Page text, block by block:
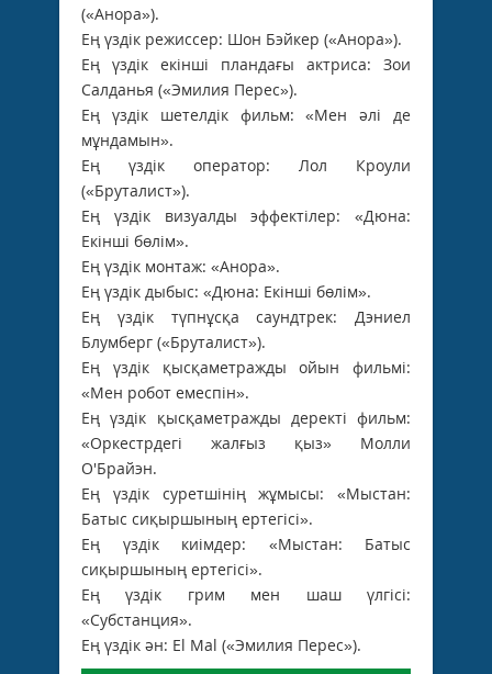
(«Анора»).
Ең үздік режиссер: Шон Бэйкер («Анора»).
Ең үздік екінші пландағы актриса: Зои
Салданья («Эмилия Перес»).
Ең үздік шетелдік фильм: «Мен әлі де
мұндамын».
Ең үздік оператор: Лол Кроули
(«Бруталист»).
Ең үздік визуалды эффектілер: «Дюна:
Екінші бөлім».
Ең үздік монтаж: «Анора».
Ең үздік дыбыс: «Дюна: Екінші бөлім».
Ең үздік түпнұсқа саундтрек: Дэниел
Блумберг («Бруталист»).
Ең үздік қысқаметражды ойын фильмі:
«Мен робот емеспін».
Ең үздік қысқаметражды деректі фильм:
«Оркестрдегі жалғыз қыз» Молли
О'Брайэн.
Ең үздік суретшінің жұмысы: «Мыстан:
Батыс сиқыршының ертегісі».
Ең үздік киімдер: «Мыстан: Батыс
сиқыршының ертегісі».
Ең үздік грим мен шаш үлгісі:
«Субстанция».
Ең үздік ән: El Mal («Эмилия Перес»).